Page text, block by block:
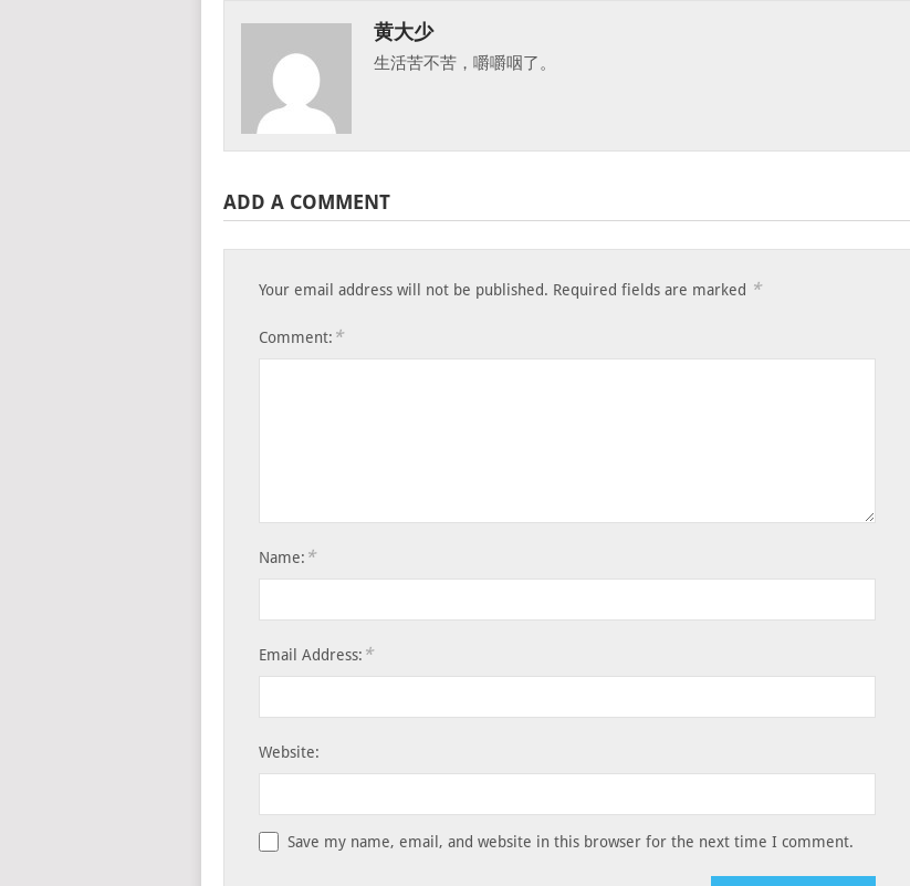
黄大少
生活苦不苦，嚼嚼咽了。
ADD A COMMENT
Your email address will not be published. Required fields are marked *
Comment: *
Name: *
Email Address: *
Website:
Save my name, email, and website in this browser for the next time I comment.